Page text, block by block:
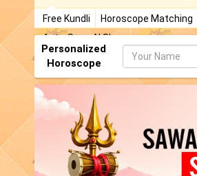
Free Kundli Horoscope Matching
AstroSage AI Shop
Personalized
Horoscope
Name